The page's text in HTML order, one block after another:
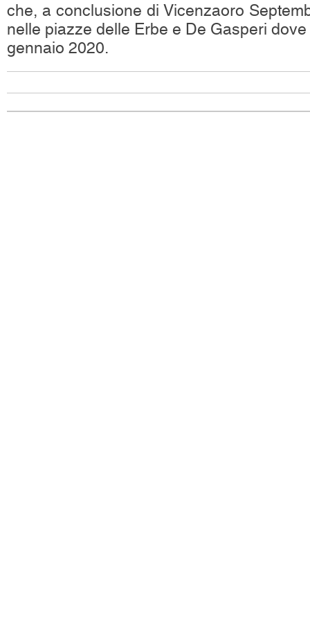
che, a conclusione di Vicenzaoro
nelle piazze delle Erbe e De Gasperi
gennaio 2020.